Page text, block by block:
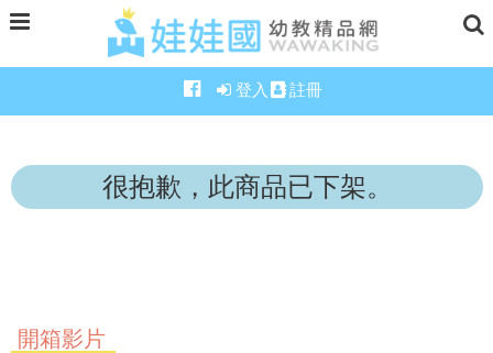
登入 註冊
很抱歉，此商品已下架。
開箱影片